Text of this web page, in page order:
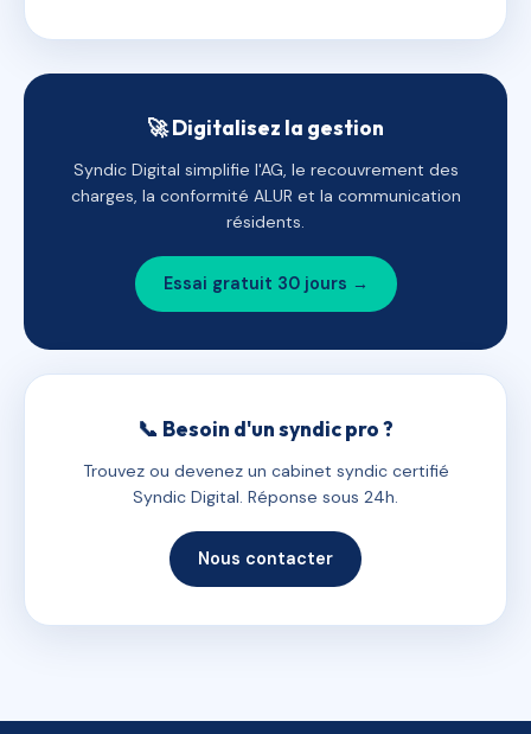
🚀 Digitalisez la gestion
Syndic Digital simplifie l'AG, le recouvrement des
charges, la conformité ALUR et la communication
résidents.
Essai gratuit 30 jours →
📞 Besoin d'un syndic pro ?
Trouvez ou devenez un cabinet syndic certifié
Syndic Digital. Réponse sous 24h.
Nous contacter